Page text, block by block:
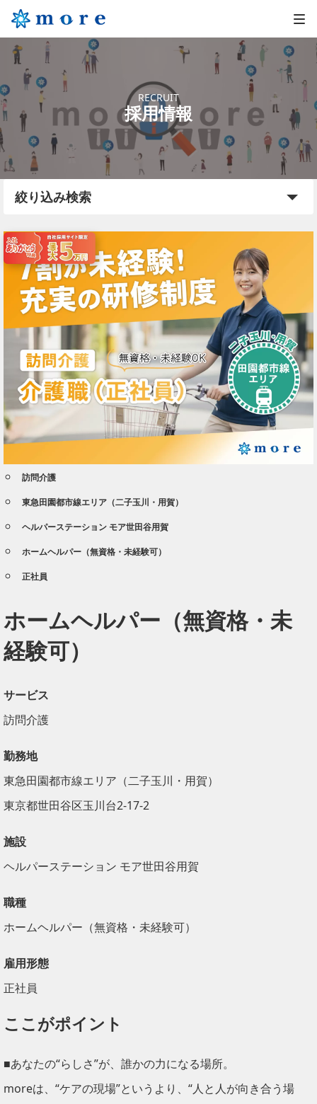
RECRUIT
採用情報
絞り込み検索
訪問介護
東急田園都市線エリア（二子玉川・用賀）
ヘルパーステーション モア世田谷用賀
ホームヘルパー（無資格・未経験可）
正社員
ホームヘルパー（無資格・未
経験可）
サービス
訪問介護
勤務地
東急田園都市線エリア（二子玉川・用賀）
東京都世田谷区玉川台2-17-2
施設
ヘルパーステーション モア世田谷用賀
職種
ホームヘルパー（無資格・未経験可）
雇用形態
正社員
ここがポイント
■あなたの“らしさ”が、誰かの力になる場所。
moreは、“ケアの現場”というより、“人と人が向き合う場